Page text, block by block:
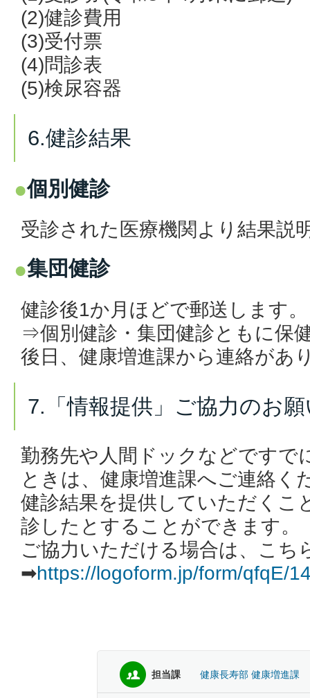
(2)健診費用
(3)受付票
(4)問診表
(5)検尿容器
6.健診結果
個別健診
受診された医療機関より結果説
集団健診
健診後1か月ほどで郵送します。
⇒個別健診・集団健診ともに保
後日、健康増進課から連絡があ
7.「情報提供」ご協力のお
勤務先や人間ドックなどですで
ときは、健康増進課へご連絡く
健診結果を提供していただくこ
診したとすることができます。
ご協力いただける場合は、こち
➡https://logoform.jp/form/qfqE/
担当課 健康長寿部 健康増進課